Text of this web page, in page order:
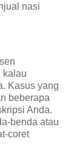
nasi
kalau
Kasus yang
beberapa
Anda.
benda atau
coret